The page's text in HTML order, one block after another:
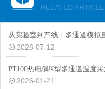
RELATED ARTICLE
2026-07-12
2026-01-21